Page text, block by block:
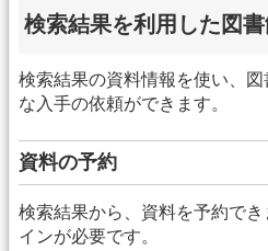
検索結果を利用した図
検索結果の資料情報を使い、
な入手の依頼ができます。
資料の予約
検索結果から、資料を予約で
インが必要です。